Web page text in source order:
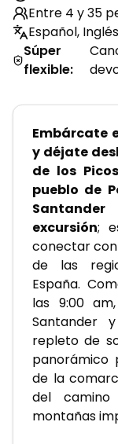
Entre 4 y 35
Español,
Súper
flexible:
Embárcate
y déjate
de los
pueblo de
excursión;
conectar con
de las
España.
las 9:00
Santander
repleto de
panorámico
de la
del
montañas